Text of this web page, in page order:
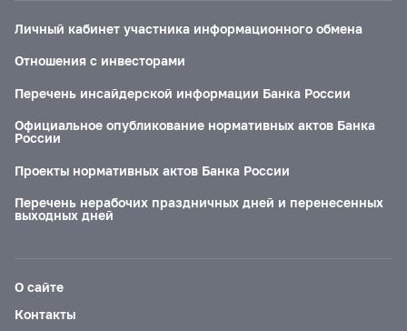
Личный кабинет участника информационного обмена
Отношения с инвесторами
Перечень инсайдерской информации Банка России
Официальное опубликование нормативных актов Банка
России
Проекты нормативных актов Банка России
Перечень нерабочих праздничных дней и перенесенных
выходных дней
О сайте
Контакты